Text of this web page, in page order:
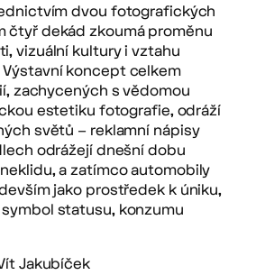
dvou fotografických
čtyř dekád zkoumá proměnu
vizuální kultury i vztahu
koncept celkem
zachycených s vědomou
estetiku fotografie, odráží
světů – reklamní nápisy
odrážejí dnešní dobu
a zatímco automobily
jako prostředek k úniku,
statusu, konzumu
Jakubíček